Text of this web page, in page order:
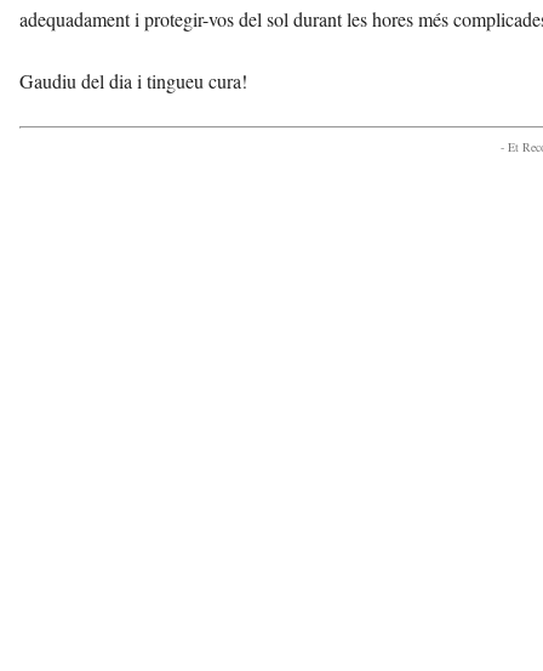
adequadament i protegir-vos del sol durant les hores més
Gaudiu del dia i tingueu cura!
- Et